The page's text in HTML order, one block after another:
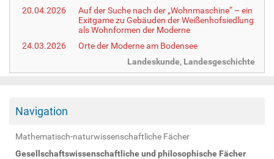
20.04.2026
Auf der Suche nach der „Wohnmaschine“ – ein
Exitgame zu Gebäuden der Weißenhofsiedlung
als Wohnformen der Moderne
24.03.2026
Orte der Moderne am Bodensee
Landeskunde, Landesgeschichte
Navigation
Mathematisch-naturwissenschaftliche Fächer
Gesellschaftswissenschaftliche und philosophische Fächer